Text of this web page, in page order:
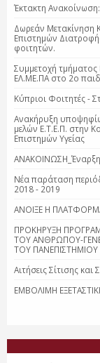
Έκτακτη Ανακοίνωση:
Δωρεάν Μετακίνηση
Επιστημών
φοιτητών.
Συμμετοχή τμήματος
ΕΛ.ΜΕ.ΠΑ στο 2ο
Κύπριοι Φοιτητές -
Ανακήρυξη
μελών Ε.Τ.Ε.Π. στην
Επιστημών Υγείας
ΑΝΑΚΟΙΝΩΣΗ_Έναρξη
Νέα παράταση
2018 - 2019
ΑΝΟΙΞΕ Η ΠΛΑΤΦΟΡΜΑ
ΠΡΟΚΗΡΥΞΗ
ΤΟΥ ΑΝΘΡΩΠΟΥ-
ΤΟΥ ΠΑΝΕΠΙΣΤΗΜΙΟΥ
Αιτήσεις Σίτισης και
ΕΜΒΟΛΙΜΗ